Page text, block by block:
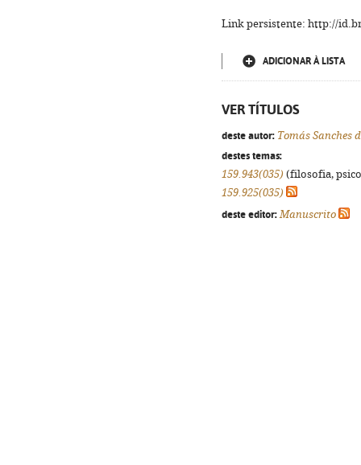
Link persistente: http://
ADICIONAR À LISTA
VER TÍTULOS
deste autor: Tomás Sanches
destes temas:
159.943(035) (filosofia,
159.925(035)
deste editor: Manuscrito